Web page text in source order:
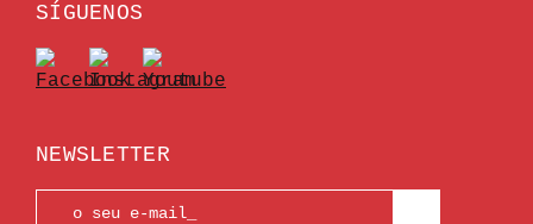
SÍGUENOS
NEWSLETTER